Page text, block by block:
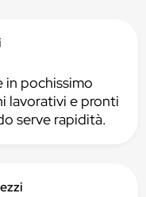
in pochissimo
lavorativi e pronti
serve rapidità.